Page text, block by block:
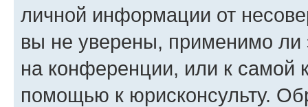
личной информации от
вы не уверены, применимо ли
на конференции, или к самой
помощью к юрисконсульту.